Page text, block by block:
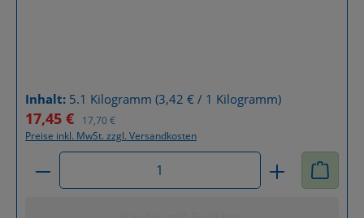
Inhalt: 5.1 Kilogramm(3,42 € / 1 Kilogramm)
Verkaufspreis:
17,45 € Regulärer Preis:
17,70 €
Preise inkl. MwSt. zzgl. Versandkosten
Produkt Anzahl: Gib den gewünschten Wert